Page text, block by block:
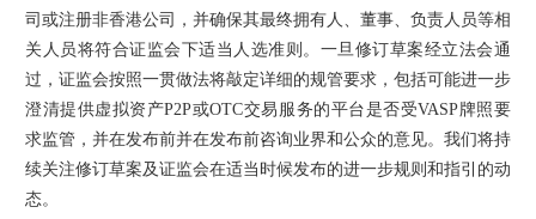
司或注册非香港公司，并确保其最终拥有人、董事、负责人员等相
关人员将符合证监会下适当人选准则。一旦修订草案经立法会通
过，证监会按照一贯做法将敲定详细的规管要求，包括可能进一步
澄清提供虚拟资产P2P或OTC交易服务的平台是否受VASP牌照要
求监管，并在发布前并在发布前咨询业界和公众的意见。我们将持
续关注修订草案及证监会在适当时候发布的进一步规则和指引的动
态。